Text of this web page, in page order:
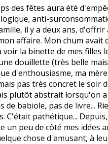
des fêtes aura été
anti-
il y a deux ans, d'offrir
affaire. Mon chum
voir la binette de mes filles
douillette (très belle
d'enthousiasme, ma
pas très concret le soir
plutôt abstrait lorsqu'on a
de babiole, pas de livre...
C'était pathétique...
un peu de côté mes idées
chose d'amusant, à